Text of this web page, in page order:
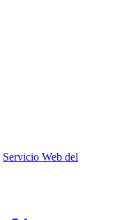
Servicio Web del